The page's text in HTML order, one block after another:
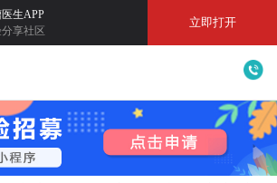
生APP
享社区
立即打开